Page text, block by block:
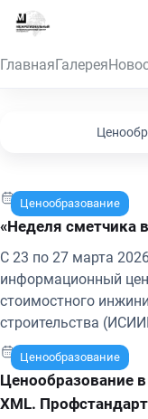
ГлавнаяГалерея
Ценообразование
23-27 марта 2026 г.
«Неделя сметчика
С 23 по 27 марта
информационный
стоимостного
строительства
ежегодной «Недели
Ценообразование
17-18 марта 2026 г.
Ценообразование
XML. Профстандарт